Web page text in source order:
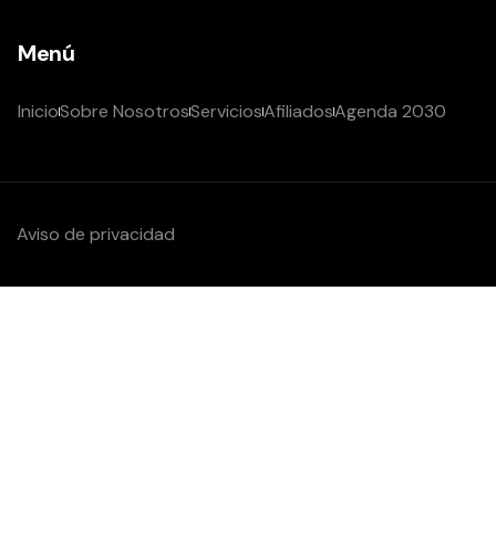
Menú
InicioSobre NosotrosServiciosAfiliadosAgenda 2030
Aviso de privacidad